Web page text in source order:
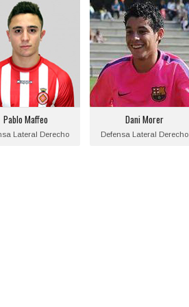
Pablo Maffeo
Lateral Derecho
Pablo Maffeo
Posición:
Lateral Derecho
de nacimiento:
1997-07-12
Dani Morer
Defensa Lateral Derecho
Dani Morer
Posición:
Defensa Lateral Derecho
Fecha de nacimiento:
1998-02-05